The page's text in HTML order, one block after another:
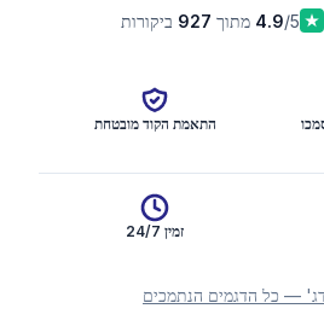
4.9/5 מתוך 927 ביקורות
סמכו
התאמת הקוד מובטחת
זמין 24/7
— כל הדגמים הנתמכים